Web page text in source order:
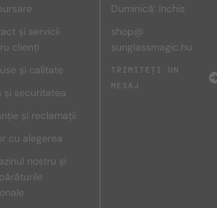
și servicii
clienți
și calitate
și securitatea
și reclamații
cu alegerea
nostru și
Duminică: închis
shop@
sunglassmagic.hu
TRIMITEȚI UN
MESAJ